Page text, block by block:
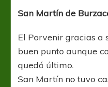
San Martín de
El Porvenir gracias a
buen punto aunque
quedó último.
San Martín no tuvo